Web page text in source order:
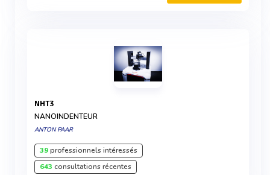
NHT3
NANOINDENTEUR
ANTON PAAR
39professionnels intéressés
643 consultations récentes